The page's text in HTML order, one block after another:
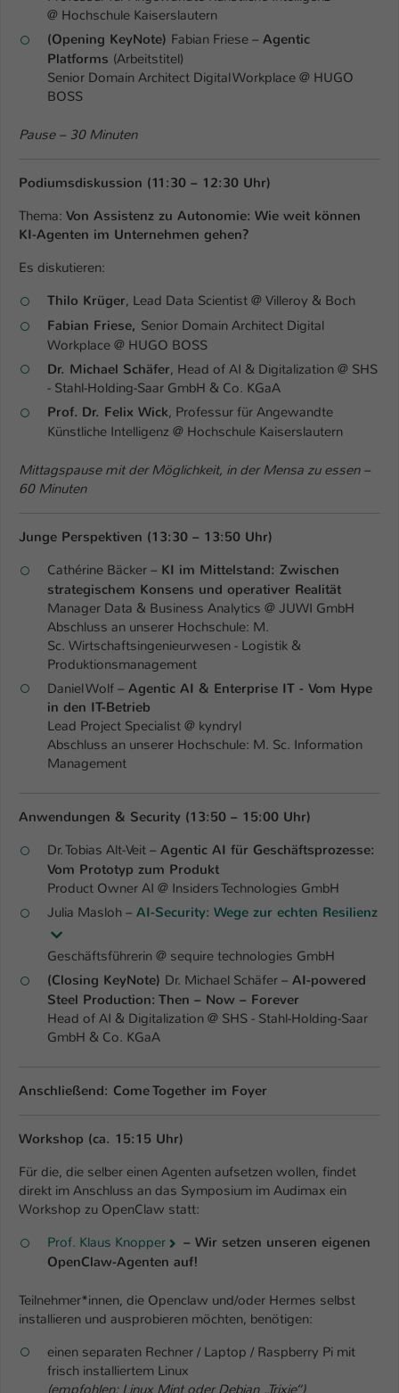
@ Hochschule Kaiserslautern
(Opening KeyNote) Fabian Friese – Agentic
Platforms (Arbeitstitel)
Senior Domain Architect Digital Workplace @ HUGO
BOSS
Pause – 30 Minuten
Podiumsdiskussion (11:30 – 12:30 Uhr)
Thema: Von Assistenz zu Autonomie: Wie weit können
KI-Agenten im Unternehmen gehen?
Es diskutieren:
Thilo Krüger, Lead Data Scientist @ Villeroy & Boch
Fabian Friese, Senior Domain Architect Digital
Workplace @ HUGO BOSS
Dr. Michael Schäfer, Head of AI & Digitalization @ SHS
- Stahl-Holding-Saar GmbH & Co. KGaA
Prof. Dr. Felix Wick, Professur für Angewandte
Künstliche Intelligenz @ Hochschule Kaiserslautern
Mittagspause mit der Möglichkeit, in der Mensa zu essen –
60 Minuten
Junge Perspektiven (13:30 – 13:50 Uhr)
Cathérine Bäcker – KI im Mittelstand: Zwischen
strategischem Konsens und operativer Realität
Manager Data & Business Analytics @ JUWI GmbH
Abschluss an unserer Hochschule: M.
Sc. Wirtschaftsingenieurwesen - Logistik &
Produktionsmanagement
Daniel Wolf – Agentic AI & Enterprise IT - Vom Hype
in den IT-Betrieb
Lead Project Specialist @ kyndryl
Abschluss an unserer Hochschule: M. Sc. Information
Management
Anwendungen & Security (13:50 – 15:00 Uhr)
Dr. Tobias Alt-Veit – Agentic AI für Geschäftsprozesse:
Vom Prototyp zum Produkt
Product Owner AI @ Insiders Technologies GmbH
Julia Masloh – AI-Security: Wege zur echten Resilienz
Geschäftsführerin @ sequire technologies GmbH
(Closing KeyNote) Dr. Michael Schäfer – AI-powered
Steel Production: Then – Now – Forever
Head of AI & Digitalization @ SHS - Stahl-Holding-Saar
GmbH & Co. KGaA
Anschließend: Come Together im Foyer
Workshop (ca. 15:15 Uhr)
Für die, die selber einen Agenten aufsetzen wollen, findet
direkt im Anschluss an das Symposium im Audimax ein
Workshop zu OpenClaw statt:
Prof. Klaus Knopper
– Wir setzen unseren eigenen
OpenClaw-Agenten auf!
Teilnehmer*innen, die Openclaw und/oder Hermes selbst
installieren und ausprobieren möchten, benötigen:
einen separaten Rechner / Laptop / Raspberry Pi mit
frisch installiertem Linux